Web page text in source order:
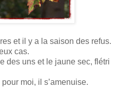
et il y a la saison des refus.
cas.
des uns et le jaune sec, flétri
moi, il s’amenuise.